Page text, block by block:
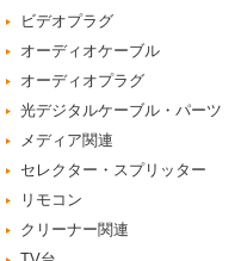
ビデオプラグ
オーディオケーブル
オーディオプラグ
光デジタルケーブル・パーツ
メディア関連
セレクター・スプリッター
リモコン
クリーナー関連